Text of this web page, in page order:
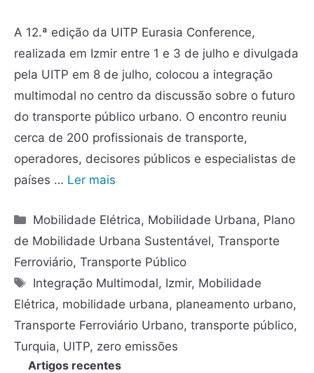
A 12.ª edição da UITP Eurasia Conference,
realizada em Izmir entre 1 e 3 de julho e divulgada
pela UITP em 8 de julho, colocou a integração
multimodal no centro da discussão sobre o futuro
do transporte público urbano. O encontro reuniu
cerca de 200 profissionais de transporte,
operadores, decisores públicos e especialistas de
países … Ler mais
Mobilidade Elétrica, Mobilidade Urbana, Plano
de Mobilidade Urbana Sustentável, Transporte
Ferroviário, Transporte Público
Integração Multimodal, Izmir, Mobilidade
Elétrica, mobilidade urbana, planeamento urbano,
Transporte Ferroviário Urbano, transporte público,
Turquia, UITP, zero emissões
Artigos recentes